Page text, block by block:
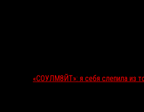
«СОУЛМ8ЙТ»: я себя слепила из